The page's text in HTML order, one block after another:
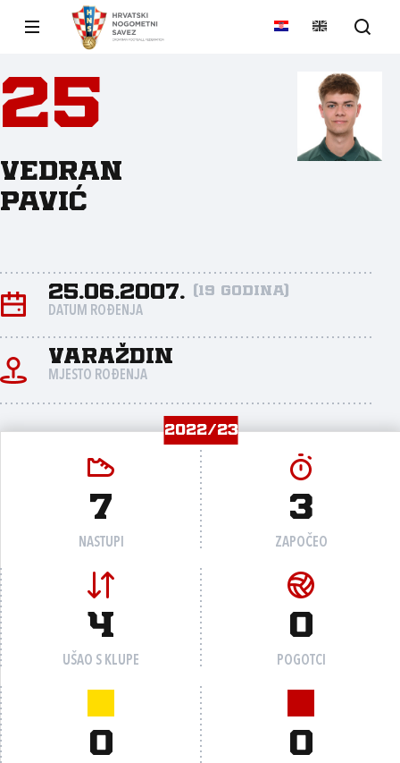
25
Vedran
Pavić
25.06.2007. (19 godina)
DATUM ROĐENJA
Varaždin
MJESTO ROĐENJA
2022/23
7
NASTUPI
3
ZAPOČEO
4
UŠAO S KLUPE
0
POGOTCI
0 0